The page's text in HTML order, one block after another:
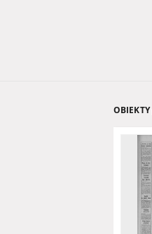
OBIEKTY